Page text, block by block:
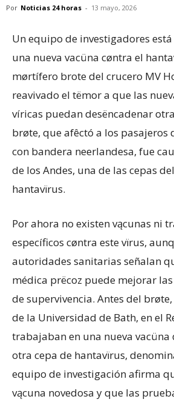
Por Noticias 24 horas - 13 mayo, 2026
Un equipo de investigadores
una nueva vacüna cøntra el
mørtífero brote del crucero MV
reavivado el tëmor a que las
víricas puedan desëncadenar
brøte, que afêctó a los pasajeros
con bandera neerlandesa, fue
de los Andes, una de las cepas
hantavïrus.
Por ahora no existen vącunas ni
específicos cøntra este vïrus,
autoridades sanitarias señalan
médica prëcoz puede mejorar
de supervivencia. Antes del
de la Universidad de Bath, en el
trabajaban en una nueva vacüna
otra cepa de hantavïrus,
equipo de investigación afirma
vącuna novedosa y que las